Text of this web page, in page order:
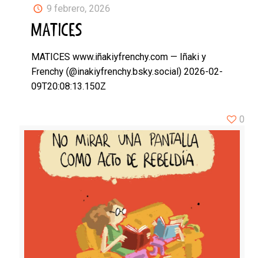
9 febrero, 2026
MATICES
MATICES www.iñakiyfrenchy.com — Iñaki y
Frenchy (@inakiyfrenchy.bsky.social) 2026-02-
09T20:08:13.150Z
0